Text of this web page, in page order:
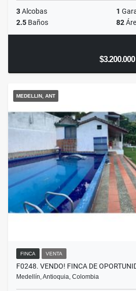
3Alcobas 1
2.5 Baños 82
$3.200.000
MEDELLIN, ANT
FINCA VENTA
F0248. VENDO! FINCA DE
Medellín, Antioquia, Colombia